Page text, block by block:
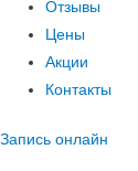
Отзывы
Цены
Акции
Контакты
Запись онлайн